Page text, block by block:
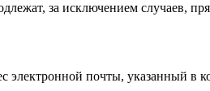
за исключением случаев,
электронной почты, указанный в